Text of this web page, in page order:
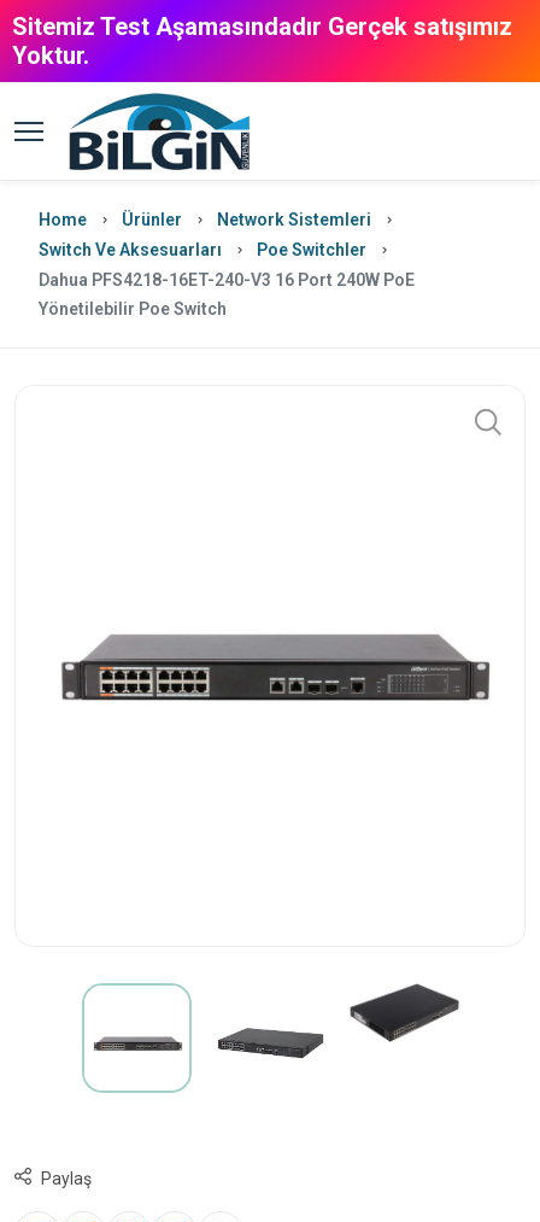
Sitemiz Test Aşamasındadır Gerçek satışımız
Yoktur.
Home Ürünler
Network Sistemleri
Switch Ve Aksesuarları
Poe Switchler
Dahua PFS4218-16ET-240-V3 16 Port 240W PoE
Yönetilebilir Poe Switch
Paylaş